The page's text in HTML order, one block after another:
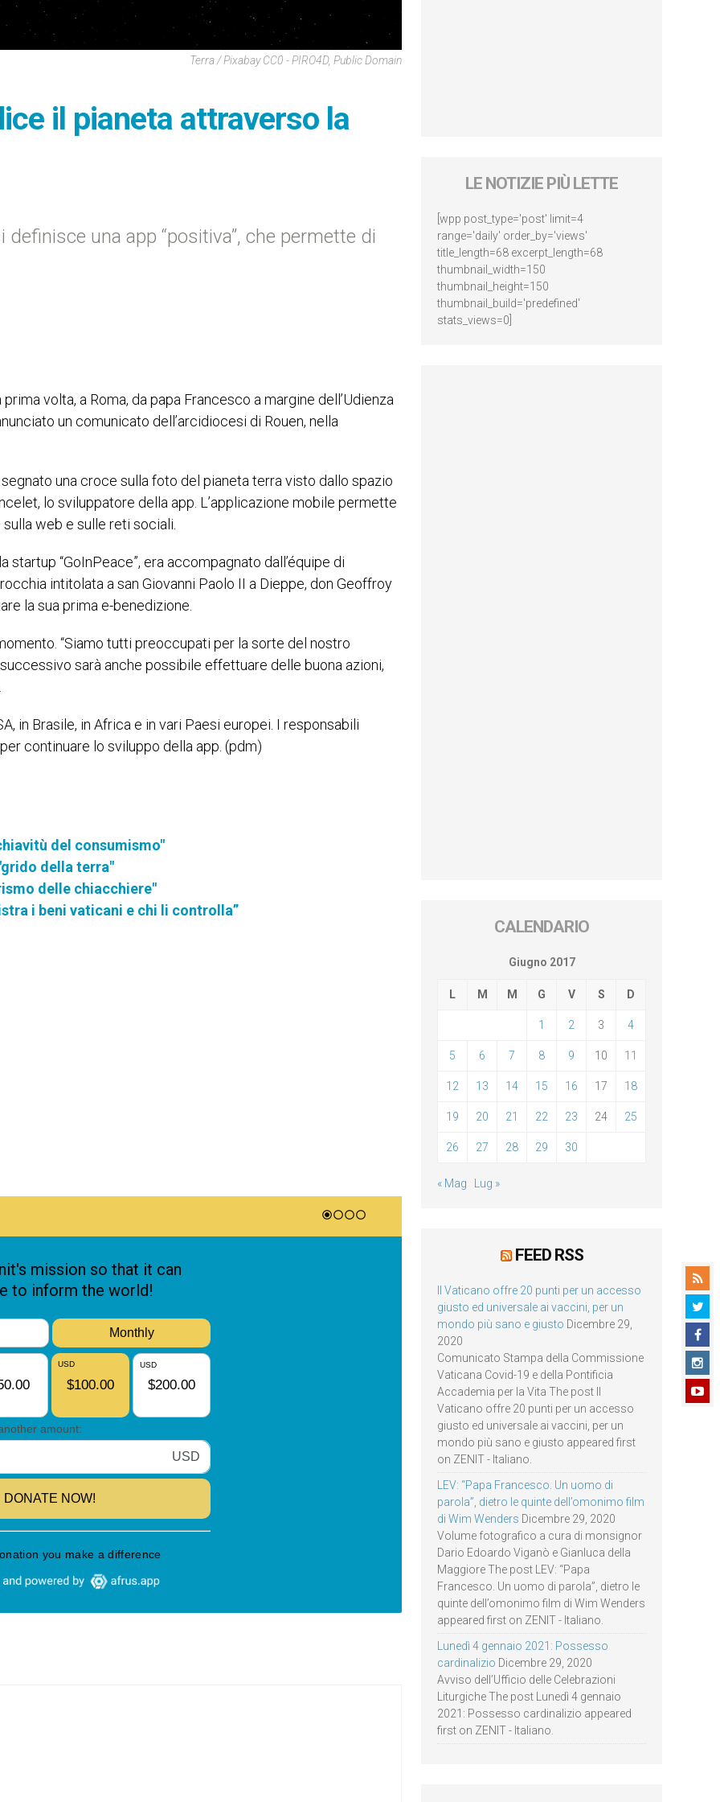
Terra / Pixabay CC0 - PIRO4D, Public Domain
il pianeta attraverso la
definisce una app “positiva”, che permette di
volta, a Roma, da papa Francesco a margine dell’Udienza
un comunicato dell’arcidiocesi di Rouen, nella
una croce sulla foto del pianeta terra visto dallo spazio
lo sviluppatore della app. L’applicazione mobile permette
web e sulle reti sociali.
“GoInPeace”, era accompagnato dall’équipe di
intitolata a san Giovanni Paolo II a Dieppe, don Geoffroy
la sua prima e-benedizione.
“Siamo tutti preoccupati per la sorte del nostro
sarà anche possibile effettuare delle buona azioni,
in Brasile, in Africa e in vari Paesi europei. I responsabili
continuare lo sviluppo della app. (pdm)
del consumismo"
della terra"
delle chiacchiere"
i beni vaticani e chi li controlla”
LE NOTIZIE PIÙ LETTE
[wpp post_type='post' limit=4
range='daily' order_by='views'
title_length=68 excerpt_length=68
thumbnail_width=150
thumbnail_height=150
thumbnail_build='predefined'
stats_views=0]
CALENDARIO
Giugno 2017
L M M G V S D
1 2 3 4
5 6 7 8 9 10 11
12 13 14 15 16 17 18
19 20 21 22 23 24 25
26 27 28 29 30
« Mag Lug »
FEED RSS
Il Vaticano offre 20 punti per un accesso
giusto ed universale ai vaccini, per un
mondo più sano e giusto Dicembre 29,
2020
Comunicato Stampa della Commissione
Vaticana Covid-19 e della Pontificia
Accademia per la Vita The post Il
Vaticano offre 20 punti per un accesso
giusto ed universale ai vaccini, per un
mondo più sano e giusto appeared first
on ZENIT - Italiano.
LEV: “Papa Francesco. Un uomo di
parola”, dietro le quinte dell’omonimo film
di Wim Wenders Dicembre 29, 2020
Volume fotografico a cura di monsignor
Dario Edoardo Viganò e Gianluca della
Maggiore The post LEV: “Papa
Francesco. Un uomo di parola”, dietro le
quinte dell’omonimo film di Wim Wenders
appeared first on ZENIT - Italiano.
Lunedì 4 gennaio 2021: Possesso
cardinalizio Dicembre 29, 2020
Avviso dell’Ufficio delle Celebrazioni
Liturgiche The post Lunedì 4 gennaio
2021: Possesso cardinalizio appeared
first on ZENIT - Italiano.